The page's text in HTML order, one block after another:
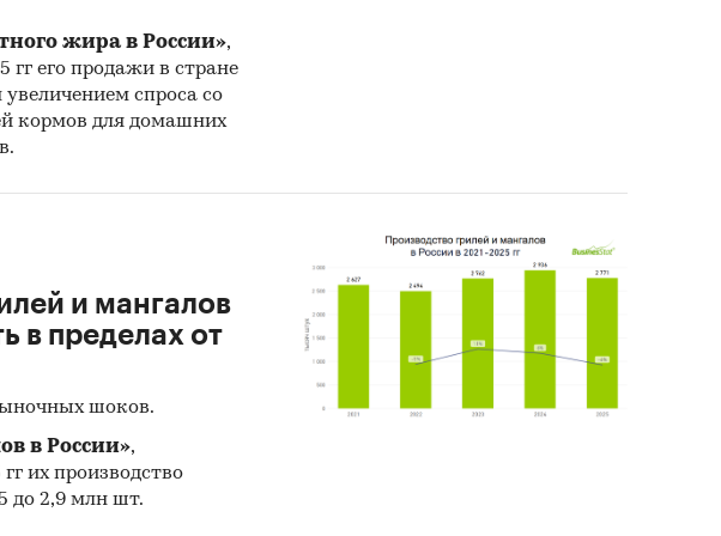
«Экспресс-Обзор» с 2005 года специализируется на
исследований:
опыта в готовых исследованиях
«Экспресс-Обзор» :
информацию через инфографику и содержат
текста
последние доступные данные
в день покупки или актуализируются в
3 дней
жира в России»,
гг его продажи в стране
спроса со
кормов для домашних
и мангалов
в пределах от
шоков.
в России»,
их производство
до 2,9 млн шт.